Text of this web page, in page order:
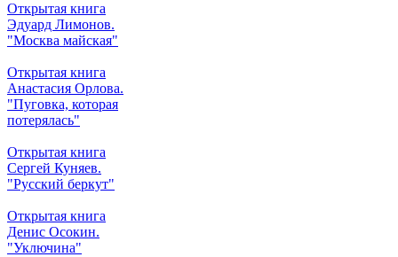
Открытая книга
Эдуард Лимонов.
"Москва майская"
Открытая книга
Анастасия Орлова.
"Пуговка, которая
потерялась"
Открытая книга
Сергей Куняев.
"Русский беркут"
Открытая книга
Денис Осокин.
"Уключина"